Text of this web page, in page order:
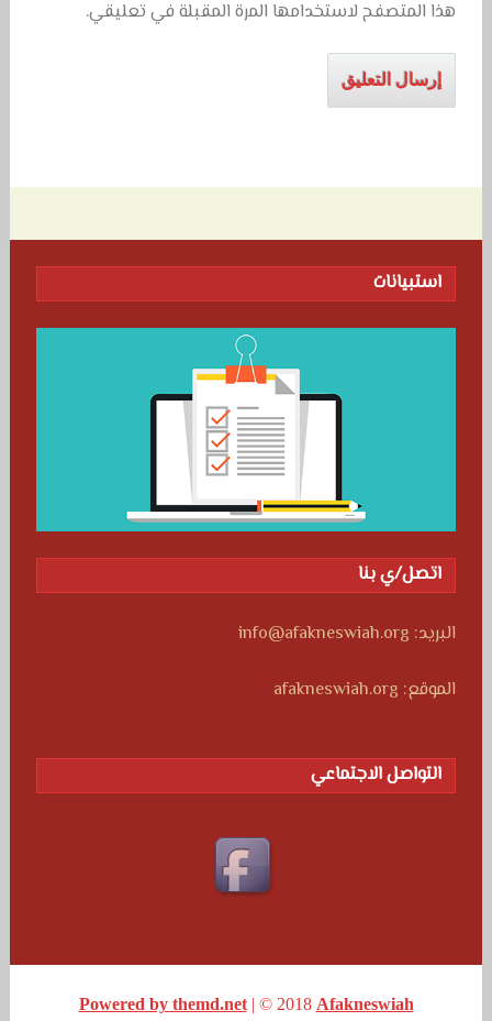
هذا المتصفح لاستخدامها المرة المقبلة في تعليقي.
استبيانات
اتصل/ي بنا
البريد: info@afakneswiah.org
الموقع: afakneswiah.org
التواصل الاجتماعي
Powered by themd.net| © 2018 Afakneswiah